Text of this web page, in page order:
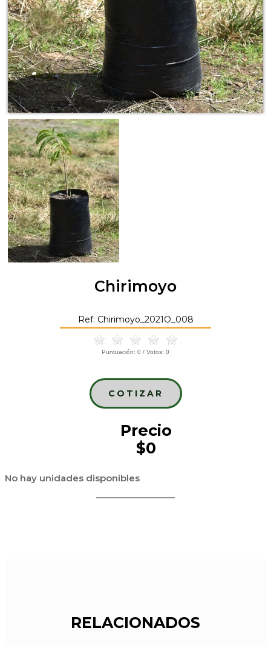
Chirimoyo
Ref: Chirimoyo_2021O_008
Puntuación: 0 / Votos: 0
COTIZAR
Precio
$0
No hay unidades disponibles
RELACIONADOS